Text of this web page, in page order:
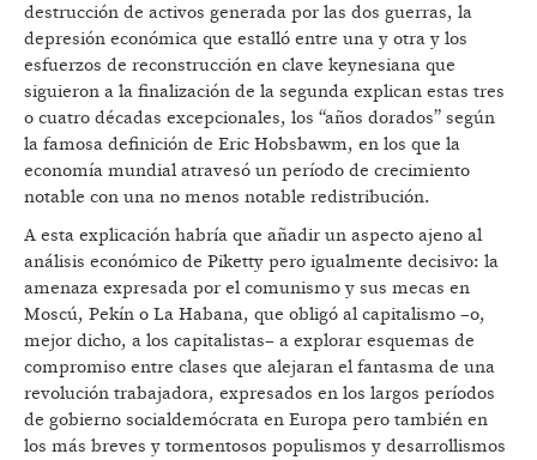
destrucción de activos generada por las dos guerras, la
depresión económica que estalló entre una y otra y los
esfuerzos de reconstrucción en clave keynesiana que
siguieron a la finalización de la segunda explican estas tres
o cuatro décadas excepcionales, los “años dorados” según
la famosa definición de Eric Hobsbawm, en los que la
economía mundial atravesó un período de crecimiento
notable con una no menos notable redistribución.
A esta explicación habría que añadir un aspecto ajeno al
análisis económico de Piketty pero igualmente decisivo: la
amenaza expresada por el comunismo y sus mecas en
Moscú, Pekín o La Habana, que obligó al capitalismo –o,
mejor dicho, a los capitalistas– a explorar esquemas de
compromiso entre clases que alejaran el fantasma de una
revolución trabajadora, expresados en los largos períodos
de gobierno socialdemócrata en Europa pero también en
los más breves y tormentosos populismos y desarrollismos